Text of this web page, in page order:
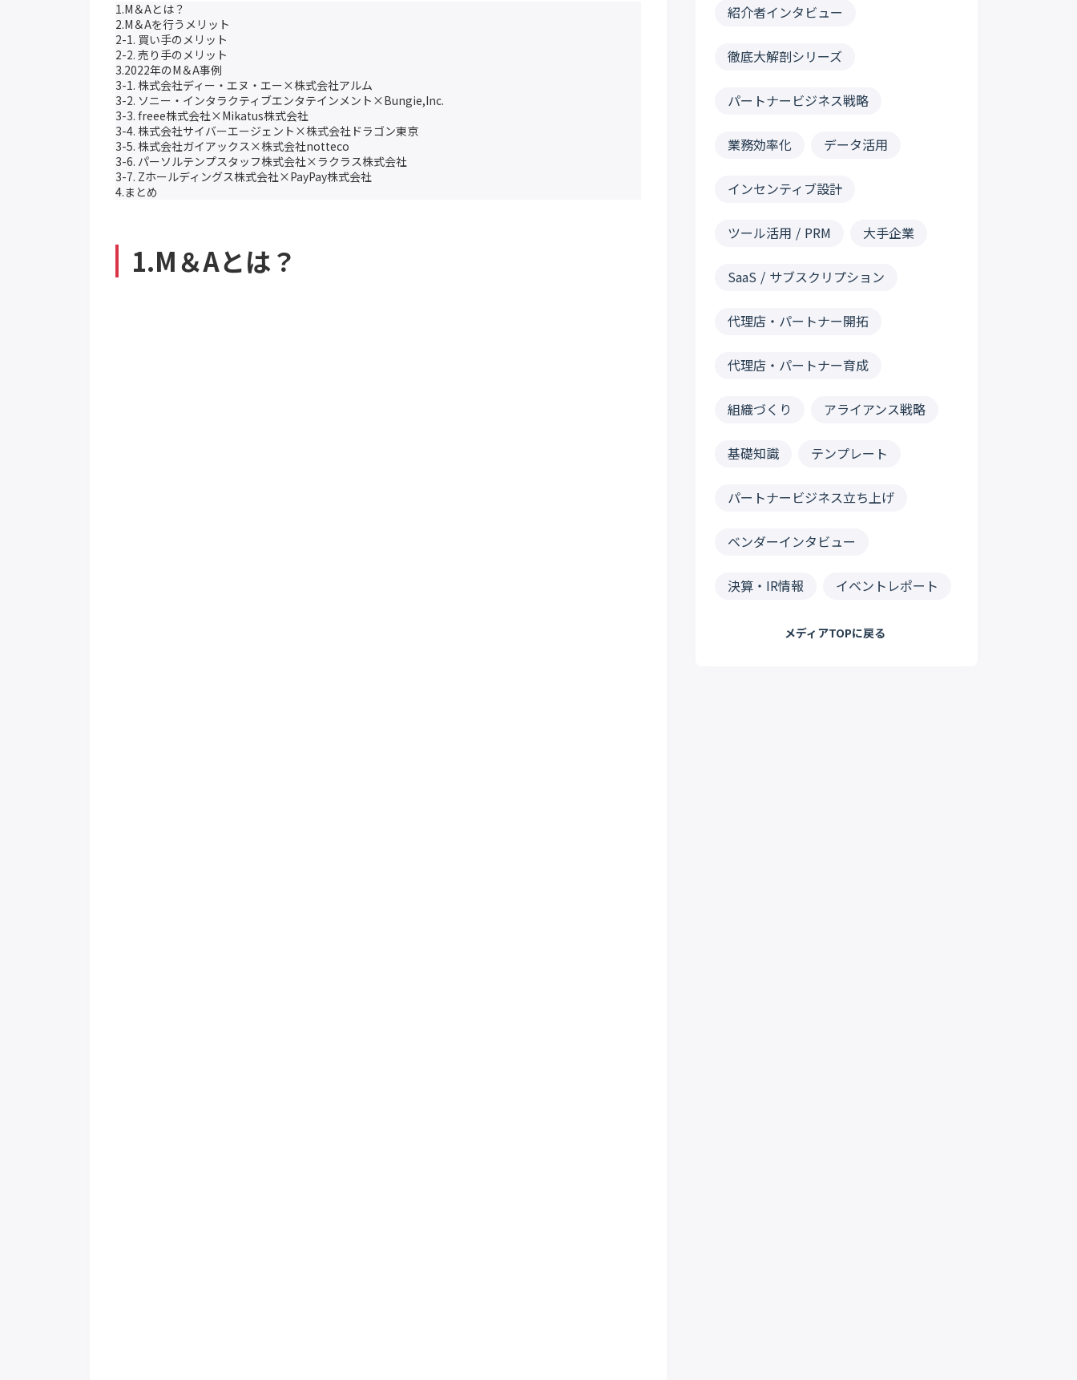
1.M＆Aとは？
2.M＆Aを行うメリット
2-1. 買い手のメリット
2-2. 売り手のメリット
3.2022年のM＆A事例
3-1. 株式会社ディー・エヌ・エー×株式会社アルム
3-2. ソニー・インタラクティブエンタテインメント×Bungie,Inc.
3-3. freee株式会社×Mikatus株式会社
3-4. 株式会社サイバーエージェント×株式会社ドラゴン東京
3-5. 株式会社ガイアックス×株式会社notteco
3-6. パーソルテンプスタッフ株式会社×ラクラス株式会社
3-7. Zホールディングス株式会社×PayPay株式会社
4.まとめ
1.M＆Aとは？
紹介者インタビュー
徹底大解剖シリーズ
パートナービジネス戦略
業務効率化 データ活用
インセンティブ設計
ツール活用 / PRM 大手企業
SaaS / サブスクリプション
代理店・パートナー開拓
代理店・パートナー育成
組織づくり アライアンス戦略
基礎知識 テンプレート
パートナービジネス立ち上げ
ベンダーインタビュー
決算・IR情報 イベントレポート
メディアTOPに戻る